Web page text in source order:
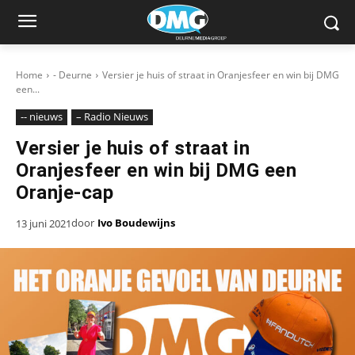
Home - Deurne
Versier je huis of straat in Oranjesfeer en win bij DMG
een...
-- nieuws – Radio Nieuws
Versier je huis of straat in
Oranjesfeer en win bij DMG een
Oranje-cap
13 juni 2021door Ivo Boudewijns